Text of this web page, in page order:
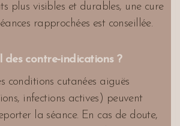
plus visibles et durables, une cure
rapprochées est conseillée.
des contre-indications ?
conditions cutanées aiguës
infections actives) peuvent
la séance. En cas de doute,